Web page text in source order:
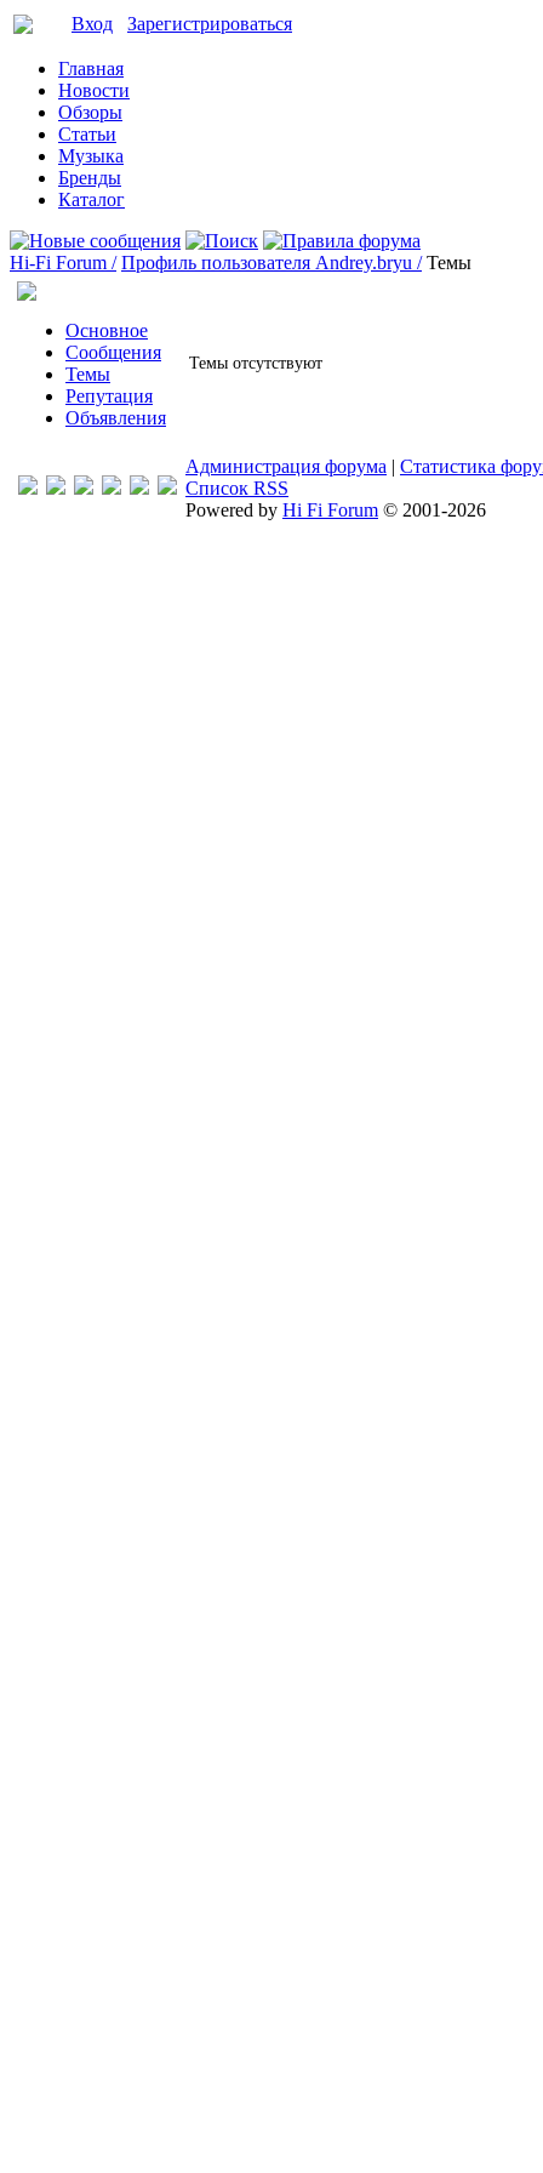
Вход Зарегистрироваться
Главная
Новости
Обзоры
Статьи
Музыка
Бренды
Каталог
Hi-Fi Forum / Профиль пользователя Andrey.bryu / Темы
Основное
Сообщения
Темы
Репутация
Объявления
Темы отсутствуют
Администрация форума | Статистика
Список RSS
Powered by Hi Fi Forum © 2001-2026